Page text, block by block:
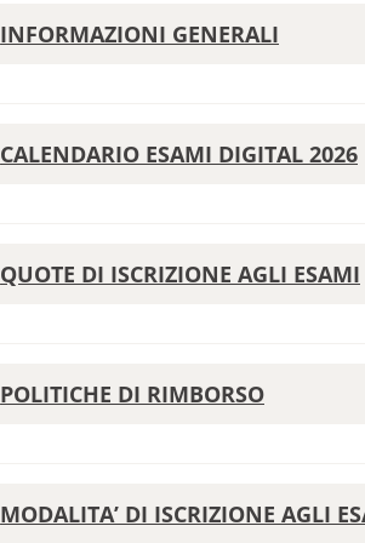
INFORMAZIONI GENERALI
CALENDARIO ESAMI DIGITAL 2026
QUOTE DI ISCRIZIONE AGLI ESAMI
POLITICHE DI RIMBORSO
MODALITA’ DI ISCRIZIONE AGLI